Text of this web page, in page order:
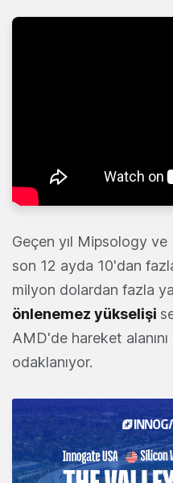
Geçen yıl Mipsology
son 12 ayda 10'dan
milyon dolardan fazla
önlenemez yükselişi
AMD'de hareket
odaklanıyor.